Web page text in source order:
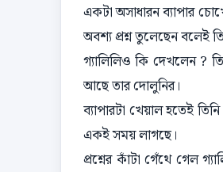
একটা অসাধারন ব্যাপার
অবশ্য প্রশ্ন তুলেছেন বলেই
গ্যালিলিও কি দেখলেন ?
আছে তার দোলুনির।
ব্যাপারটা খেয়াল হতেই
একই সময় লাগছে।
প্রশ্নের কাঁটা গেঁথে গেল